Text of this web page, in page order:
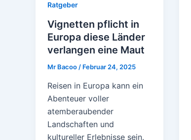
Ratgeber
Vignetten pflicht in
Europa diese Länder
verlangen eine Maut
Mr Bacoo / Februar 24, 2025
Reisen in Europa kann ein
Abenteuer voller
atemberaubender
Landschaften und
kultureller Erlebnisse sein.